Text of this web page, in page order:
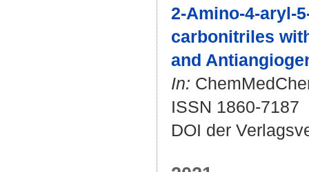
2-Amino-4-aryl-
carbonitriles
and
In:
ISSN 1860-7187
DOI der